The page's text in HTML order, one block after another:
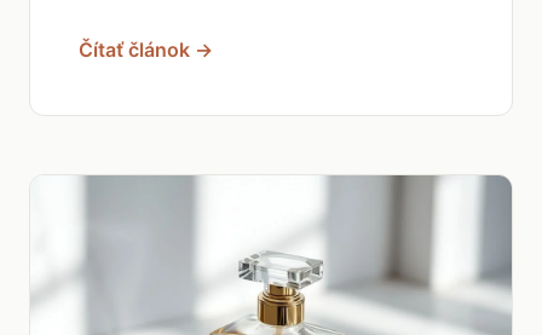
Čítať článok →